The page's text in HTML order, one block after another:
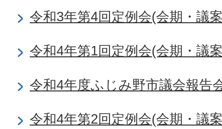
令和3年第4回定例会(会期・議
令和4年第1回定例会(会期・議
令和4年度ふじみ野市議会報告
令和4年第2回定例会(会期・議